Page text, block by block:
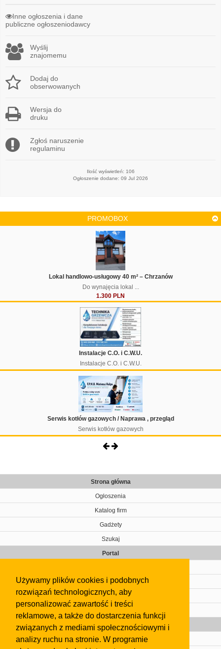
Używamy plików cookies i podobnych
rozwiązań technologicznych, aby
personalizować zawartość i treści
reklamowe, a także do dostarczenia funkcji
związanych z mediami społecznościowymi i
analizy ruchu na stronie. W programie
Inne ogłoszenia i dane
publiczne ogłoszeniodawcy
Wyślij
znajomemu
Dodaj do
obserwowanych
Wersja do
druku
Zgłoś naruszenie
regulaminu
Ilość wyświetleń: 106
Ogłoszenie dodane: 09 Jul 2026
PROMOBOX
Lokal handlowo-usługowy 40 m² – Chrzanów
Do wynajęcia lokal ...
1.300 PLN
Instalacje C.O. i C.W.U.
Instalacje C.O. i C.W.U.
Serwis kotłów gazowych / Naprawa , przegląd
Serwis kotłów gazowych
Strona główna
Ogłoszenia
Katalog firm
Gadżety
Szukaj
Portal
Kontakt
Regulamin
Gazeta
Olkusz